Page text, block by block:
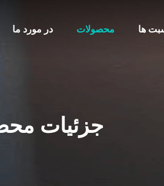
در مورد ما محصولات ها
جزئیات